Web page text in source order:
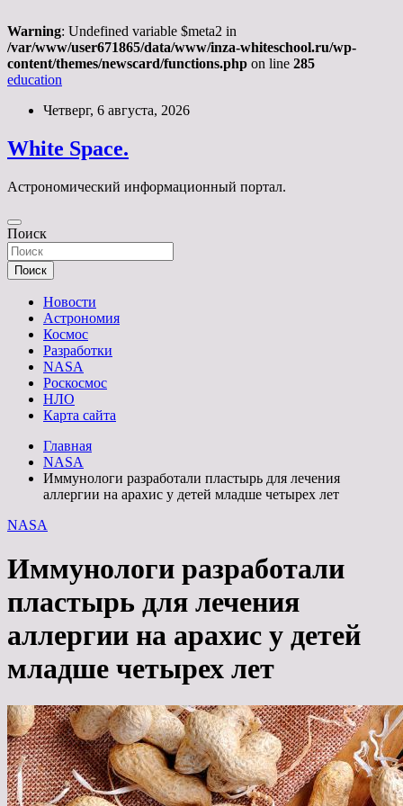
Warning: Undefined variable $meta2 in
/var/www/user671865/data/www/inza-whiteschool.ru/wp-
content/themes/newscard/functions.php on line 285
education
Перейти
содержимому
Четверг, 6 августа, 2026
White Space.
Астрономический информационный портал.
Поиск
Поиск
Новости
Астрономия
Космос
Разработки
NASA
Роскосмос
НЛО
Карта сайта
Главная
NASA
Иммунологи разработали пластырь для лечения
аллергии на арахис у детей младше четырех лет
NASA
Иммунологи разработали
пластырь для лечения
аллергии на арахис у детей
младше четырех лет